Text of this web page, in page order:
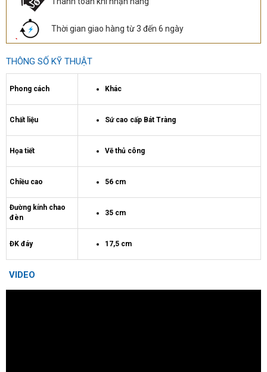
Thời gian giao hàng từ 3 đến 6 ngày
THÔNG SỐ KỸ THUẬT
Phong cách Khác
Chất liệu Sứ cao cấp Bát Tràng
Họa tiết Vẽ thủ công
Chiều cao 56 cm
Đường kính chao
đèn
35 cm
ĐK đáy 17,5 cm
VIDEO